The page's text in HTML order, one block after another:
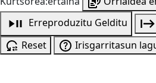
Erreproduzitu Gelditu
Reset
Irisgarritasun